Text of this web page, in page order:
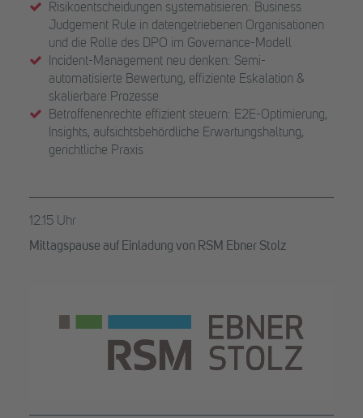
Risikoentscheidungen systematisieren: Business
Judgement Rule in datengetriebenen Organisationen
und die Rolle des DPO im Governance-Modell
Incident-Management neu denken: Semi-
automatisierte Bewertung, effiziente Eskalation &
skalierbare Prozesse
Betroffenenrechte effizient steuern: E2E-Optimierung,
Insights, aufsichtsbehördliche Erwartungshaltung,
gerichtliche Praxis
12.15 Uhr
Mittagspause auf Einladung von RSM Ebner Stolz